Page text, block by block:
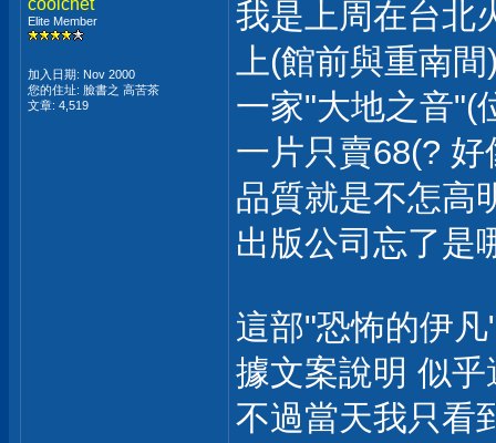
coolchet
Elite Member
加入日期: Nov 2000
您的住址: 臉書之 高苦茶
文章: 4,519
我是上周在台北
上(館前與重南間
一家"大地之音"(
一片只賣68(?
品質就是不怎高
出版公司忘了是
這部"恐怖的伊
據文案說明 似
不過當天我只看